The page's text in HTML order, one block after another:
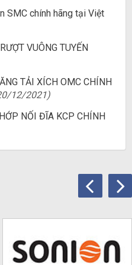
SMC chính hãng tại Việt
VUÔNG TUYẾN
TẢI XÍCH OMC CHÍNH
12/2021)
NỐI ĐĨA KCP CHÍNH